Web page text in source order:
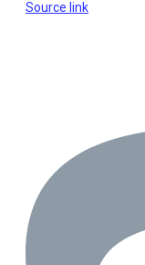
Source link